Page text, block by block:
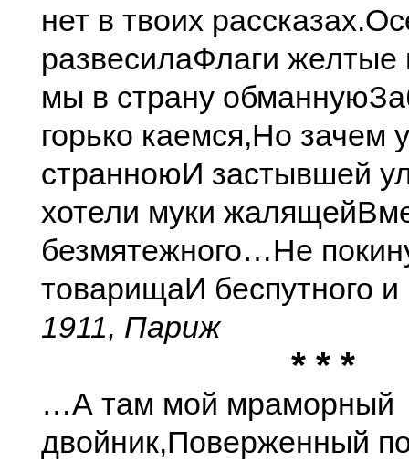
нет в твоих рассказах.
развесилаФлаги желтые
мы в страну обманную
горько каемся,Но зачем
странноюИ застывшей
хотели муки жалящей
безмятежного…Не
товарищаИ беспутного
1911, Париж
* * *
…А там мой мраморный
двойник,Поверженный